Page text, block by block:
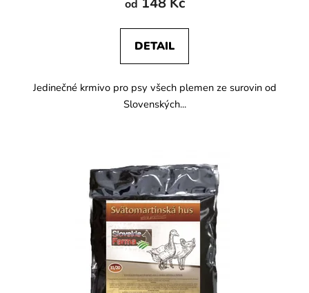
od
DETAIL
Jedinečné krmivo pro psy všech plemen ze surovin od
Slovenských...